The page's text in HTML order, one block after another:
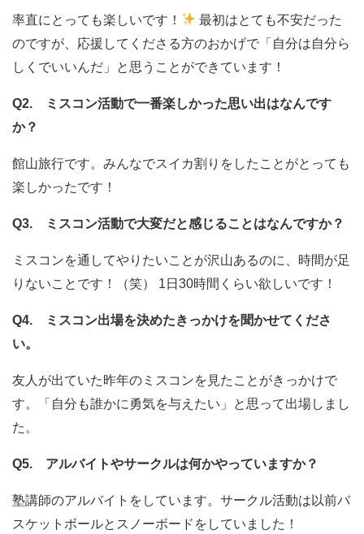
率直にとっても楽しいです！
最初はとても不安だった
のですが、応援してくださる方のおかげで「自分は自分ら
しくでいいんだ」と思うことができています！
Q2. ミスコン活動で一番楽しかった思い出はなんです
か？
館山旅行です。みんなでスイカ割りをしたことがとっても
楽しかったです！
Q3. ミスコン活動で大変だと感じることはなんですか？
ミスコンを通してやりたいことが沢山あるのに、時間が足
りないことです！（笑） 1日30時間くらい欲しいです！
Q4. ミスコン出場を決めたきっかけを聞かせてくださ
い。
友人が出ていた昨年のミスコンを見たことがきっかけで
す。「自分も誰かに勇気を与えたい」と思って出場しまし
た。
Q5. アルバイトやサークルは何かやっていますか？
塾講師のアルバイトをしています。サークル活動は以前バ
スケットボールとスノーボードをしていました！